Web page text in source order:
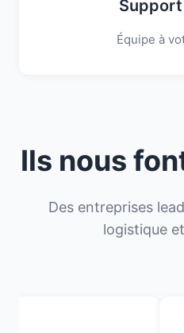
Équipe à
Ils nous
Des entreprises
logistique